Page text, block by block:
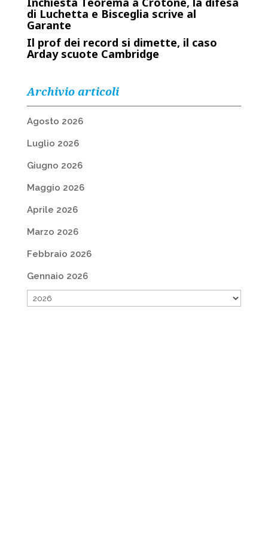
di Luchetta e Bisceglia scrive al
Garante
Il prof dei record si dimette, il caso
Arday scuote Cambridge
Archivio articoli
Agosto 2026
Luglio 2026
Giugno 2026
Maggio 2026
Aprile 2026
Marzo 2026
Febbraio 2026
Gennaio 2026